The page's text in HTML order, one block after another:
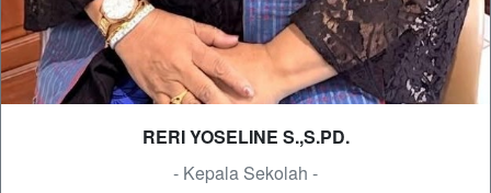
RERI YOSELINE S.,S.PD.
- Kepala Sekolah -